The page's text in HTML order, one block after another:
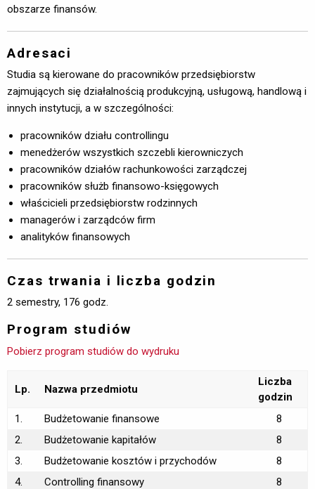
obszarze finansów.
Adresaci
Studia są kierowane do pracowników przedsiębiorstw
zajmujących się działalnością produkcyjną, usługową, handlową i
innych instytucji, a w szczególności:
pracowników działu controllingu
menedżerów wszystkich szczebli kierowniczych
pracowników działów rachunkowości zarządczej
pracowników służb finansowo-księgowych
właścicieli przedsiębiorstw rodzinnych
managerów i zarządców firm
analityków finansowych
Czas trwania i liczba godzin
2 semestry, 176 godz.
Program studiów
Pobierz program studiów do wydruku
Lp. Nazwa przedmiotu
Liczba
godzin
1.
Budżetowanie finansowe
8
2.
Budżetowanie kapitałów
8
3.
Budżetowanie kosztów i przychodów
8
4.
Controlling finansowy
8